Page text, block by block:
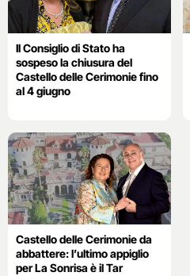
Il Consiglio di Stato ha
sospeso la chiusura del
Castello delle Cerimonie fino
al 4 giugno
Castello delle Cerimonie da
abbattere: l’ultimo appiglio
per La Sonrisa è il Tar